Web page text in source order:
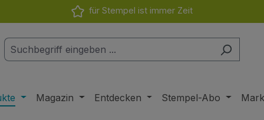
für Stempel ist immer Zeit
Magazin Entdecken Stempel-Abo